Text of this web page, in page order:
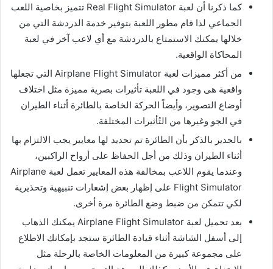
كما ذكرنا أن لعبة Real Flight Simulator تتميز بخاصية اللعب
الجماعي لذا قام مطور اللعبة بتوفير خدمة الدردشة التي من
خلالها يمكنك الاستمتاع بالدردشة مع أي لاعب آخر في لعبة
المحاكاة الواقعية.
من أكثر مميزات لعبة Airplane Flight Simulator التي تجعلها
واقعية هى وجود في اللعبة تأثيرات بصرية مميزة مثل اختلاف
أوضاع التصوير، وأيضاً الحركة الخاصة بالطائرة أثناء الطيران
في الجو وغيرها من التُأثيرات المختلفة.
بالجدير بالذكر بأن الطائرة تم تحديد لها معايير يجب الالتزام بها
أثناء الطيران وذلك من أجل الحفاظ على أرواح الراكبين،
وعندما يقوم اللاعب بمخالفة هذه المعايير تعمل لعبة Airplane
Flight Simulator على إظهار بعض إشعارات تنبيهية وتحذيرية
لكي تتمكن من ضبط وضع الطائرة مرة أخرى.
بعد تحميل لعبة Airplane Flight Simulator يمكنك الذهاب
إلى أسفل الشاشة أثناء قيادة الطائرة ستجد بإمكانك الاطلاع
على مجموعة كبيرة من المعلومات الخاصة بالرحلة مثل